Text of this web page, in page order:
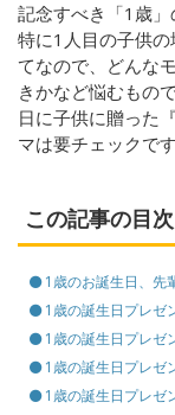
記念すべき「1歳」
特に1人目の子供
てなので、どんな
きかなど悩むもの
日に子供に贈った
マは要チェックです
この記事の目次
1歳のお誕生日、先
1歳の誕生日プレゼ
1歳の誕生日プレゼ
1歳の誕生日プレゼ
1歳の誕生日プレゼ